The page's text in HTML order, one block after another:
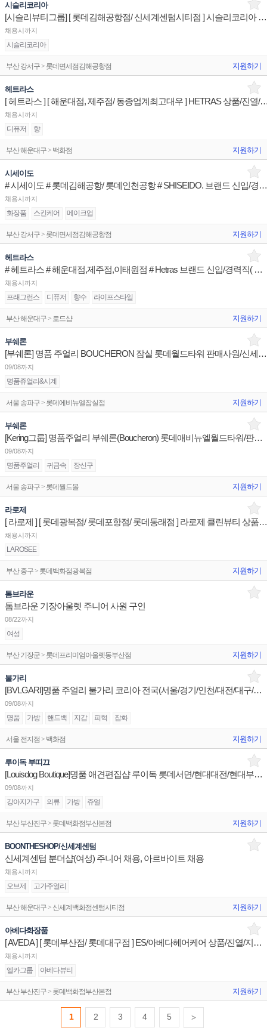
시슬리코리아
[시슬리뷰티그룹] [ 롯데김해공항점/ 신세계센텀시티점 ] 시슬리코리아 상품/진열/지원 매장판매사원
채용시까지
시슬리코리아
부산 강서구 > 롯데면세점김해공항점 지원하기
헤트라스
[ 헤트라스 ] [ 해운대점, 제주점/ 동종업계최고대우 ]
채용시까지
디퓨저 향
부산 해운대구 > 백화점 지원하기
시세이도
# 시세이도 # 롯데김해공항/ 롯데인천공항 # SHISEIDO. 브랜드 신입/경력직
채용시까지
화장품 스킨케어 메이크업
부산 강서구 > 롯데면세점김해공항점 지원하기
헤트라스
# 헤트라스 # 해운대점,제주점,이태원점 # Hetras 브랜드 신입/경력직( 중국어 )
채용시까지
프래그런스 디퓨저 향수 라이프스타일
부산 해운대구 > 로드샵 지원하기
부쉐론
[부쉐론] 명품 주얼리 BOUCHERON 잠실 롯데월드타워 판매사원/신세계센텀 점장/신세계대전 Admin
09/08까지
명품쥬얼리&시계
서울 송파구 > 롯데에비뉴엘잠실점 지원하기
부쉐론
[Kering그룹] 명품주얼리 부쉐론(Boucheron) 롯데애비뉴엘월드타워/판매사원 신세계센텀/점장 채용
09/08까지
명품주얼리 귀금속 장신구
서울 송파구 > 롯데월드몰 지원하기
라로제
[ 라로제 ] [ 롯데광복점/ 롯데포항점/ 롯데동래점 ] 라로제 클린뷰티 상품/진열/지원 판매직원
채용시까지
LAROSEE
부산 중구 > 롯데백화점광복점 지원하기
톰브라운
톰브라운 기장아울렛 주니어 사원 구인
08/22까지
여성
부산 기장군 > 롯데프리미엄아울렛동부산점 지원하기
불가리
[BVLGARI]명품 주얼리 불가리 코리아 전국(서울/경기/인천/대전/대구/광주/부산) 점장/부점장/판매사원
09/08까지
명품 가방 핸드백 지갑 피혁 잡화
서울 전지점 > 백화점 지원하기
루이독 부띠끄
[Louisdog Boutique]명품 애견편집샵 루이독 롯데서면/현대대전/현대부산 매니저/판매사원 채용
09/08까지
강아지가구 의류 가방 쥬얼
부산 부산진구 > 롯데백화점부산본점 지원하기
BOONTHESHOP/신세계센텀
신세계센텀 분더샵(여성) 주니어 채용, 아르바이트 채용
채용시까지
오브제 고가주얼리
부산 해운대구 > 신세계백화점센텀시티점 지원하기
아베다화장품
[ AVEDA ] [ 롯데부산점/ 롯데대구점 ] ES/아베다헤어케어 상품/진열/지원 매장판매사원
채용시까지
엘카그룹 아베다뷰티
부산 부산진구 > 롯데백화점부산본점 지원하기
1 2 3 4 5 >